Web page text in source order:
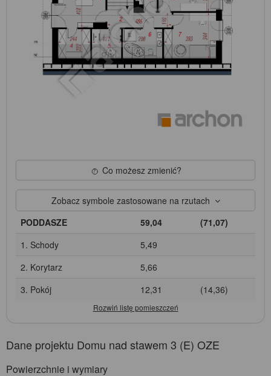
Co możesz zmienić?
Zobacz symbole zastosowane na rzutach
PODDASZE
59,04
(71,07)
1. Schody
5,49
2. Korytarz
5,66
3. Pokój
12,31 (14,36)
Dane projektu Domu nad stawem 3 (E) OZE
Powierzchnie i wymiary